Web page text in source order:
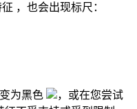
，也会出现标尺：
为黑色
，或在您尝试